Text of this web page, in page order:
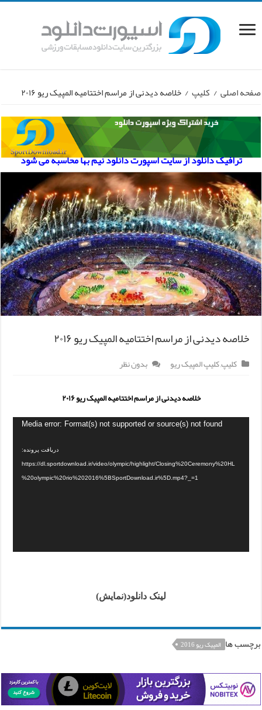
صفحه اصلی / کلیپ / خلاصه دیدنی از مراسم اختتامیه المپیک ریو ۲۰۱۶
ترافیک دانلود از سایت اسپورت دانلود نیم بها محاسبه می شود
خلاصه دیدنی از مراسم اختتامیه المپیک ریو ۲۰۱۶
کلیپ,کلیپ المپیک ریو بدون نظر
خلاصه دیدنی از مراسم اختتامیه المپیک ریو ۲۰۱۶
Media error: Format(s) not supported or source(s) not found
دریافت پرونده:
https://dl.sportdownload.ir/video/olympic/highlight/Closing%20Ceremony%20HL
%20olympic%20rio%202016%5BSportDownload.ir%5D.mp4?_=1
لینک دانلود(نمایش)
برچسب ها المپیک ریو 2016